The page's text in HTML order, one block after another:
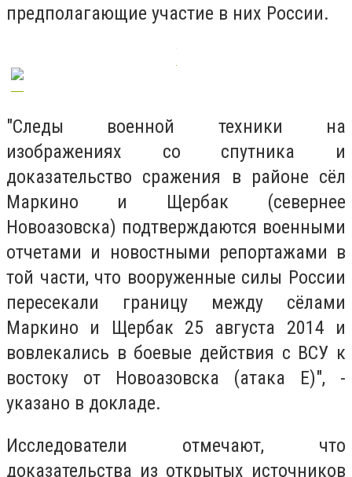
предполагающие участие в них России.
"Следы военной техники на
изображениях со спутника и
доказательство сражения в районе сёл
Маркино и Щербак (севернее
Новоазовска) подтверждаются военными
отчетами и новостными репортажами в
той части, что вооруженные силы России
пересекали границу между сёлами
Маркино и Щербак 25 августа 2014 и
вовлекались в боевые действия с ВСУ к
востоку от Новоазовска (атака E)", -
указано в докладе.
Исследователи отмечают, что
доказательства из открытых источников